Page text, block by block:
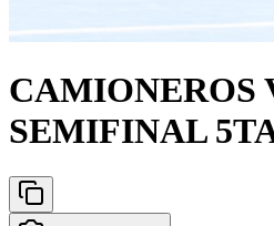
CAMIONEROS
SEMIFINAL